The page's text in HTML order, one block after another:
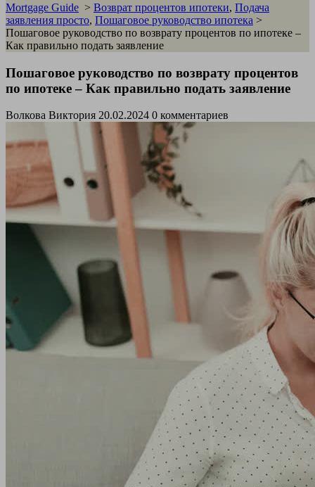
Mortgage Guide > Возврат процентов ипотеки, Подача
заявления просто, Пошаговое руководство ипотека >
Пошаговое руководство по возврату процентов по ипотеке –
Как правильно подать заявление
Пошаговое руководство по возврату процентов
по ипотеке – Как правильно подать заявление
Волкова Виктория 20.02.2024 0 комментариев